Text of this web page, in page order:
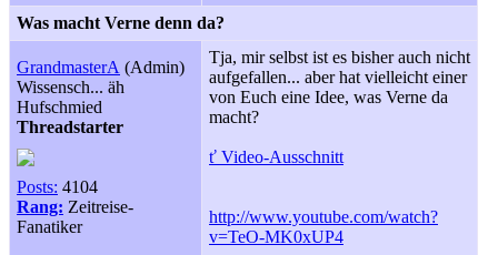
Was macht Verne denn da?
GrandmasterA (Admin)
Wissensch... äh
Hufschmied
Threadstarter
Posts: 4104
Rang: Zeitreise-
Fanatiker
Tja, mir selbst ist es bisher auch nicht
aufgefallen... aber hat vielleicht einer
von Euch eine Idee, was Verne da
macht?
ť Video-Ausschnitt
http://www.youtube.com/watch?
v=TeO-MK0xUP4